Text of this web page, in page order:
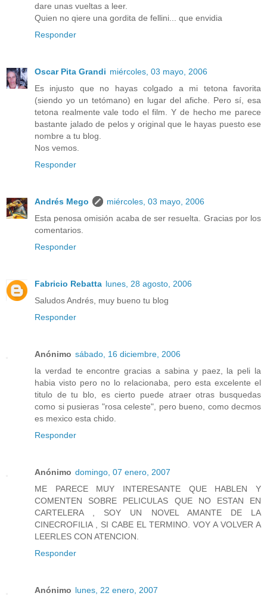
dare unas vueltas a leer.
Quien no qiere una gordita de fellini... que envidia
Responder
Oscar Pita Grandi miércoles, 03 mayo, 2006
Es injusto que no hayas colgado a mi tetona favorita
(siendo yo un tetómano) en lugar del afiche. Pero sí, esa
tetona realmente vale todo el film. Y de hecho me parece
bastante jalado de pelos y original que le hayas puesto ese
nombre a tu blog.
Nos vemos.
Responder
Andrés Mego
miércoles, 03 mayo, 2006
Esta penosa omisión acaba de ser resuelta. Gracias por los
comentarios.
Responder
Fabricio Rebatta lunes, 28 agosto, 2006
Saludos Andrés, muy bueno tu blog
Responder
Anónimo sábado, 16 diciembre, 2006
la verdad te encontre gracias a sabina y paez, la peli la
habia visto pero no lo relacionaba, pero esta excelente el
titulo de tu blo, es cierto puede atraer otras busquedas
como si pusieras "rosa celeste", pero bueno, como decmos
es mexico esta chido.
Responder
Anónimo domingo, 07 enero, 2007
ME PARECE MUY INTERESANTE QUE HABLEN Y
COMENTEN SOBRE PELICULAS QUE NO ESTAN EN
CARTELERA , SOY UN NOVEL AMANTE DE LA
CINECROFILIA , SI CABE EL TERMINO. VOY A VOLVER A
LEERLES CON ATENCION.
Responder
Anónimo lunes, 22 enero, 2007